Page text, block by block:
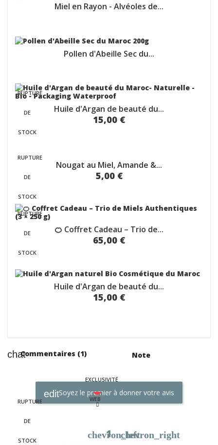
Miel en Rayon - Alvéoles de...
Pollen d'Abeille Sec du...
Huile d'Argan de beauté du...
15,00 €
RUPTURE
DE
STOCK
Nougat au Miel, Amande &...
5,00 €
RUPTURE
DE
STOCK
🍊 Coffret Cadeau – Trio de...
65,00 €
RUPTURE
DE
STOCK
Huile d'Argan de beauté du...
15,00 €
EXCLUSIVITÉ
WEB
RUPTURE
DE
STOCK
Commentaires (1) Note
Soyez le premier à donner votre avis
chevron_left
1 chevron_right